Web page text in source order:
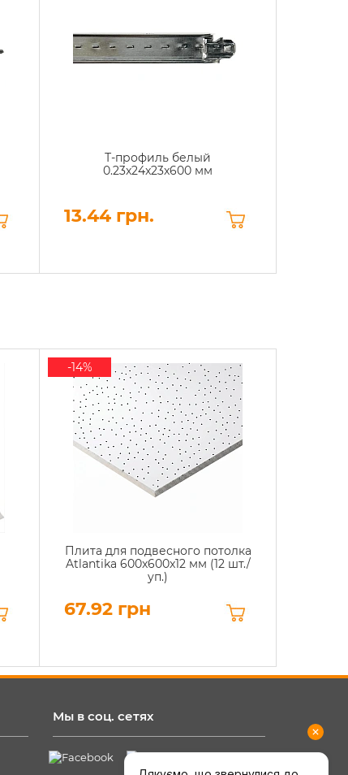
Т-профиль белый
0.23x24x23x600 мм
13.44 грн.
Плита для подвесного потолка
Atlantika 600x600x12 мм (12 шт./
уп.)
67.92 грн
-14%
Мы в соц. сетях